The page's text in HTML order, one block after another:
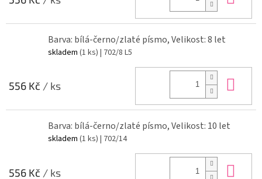
Barva: bílá-černo/zlaté písmo, Velikost: 8 let
skladem (1 ks) | 702/8 L5
556 Kč / ks
Barva: bílá-černo/zlaté písmo, Velikost: 10 let
skladem (1 ks) | 702/14
556 Kč / ks